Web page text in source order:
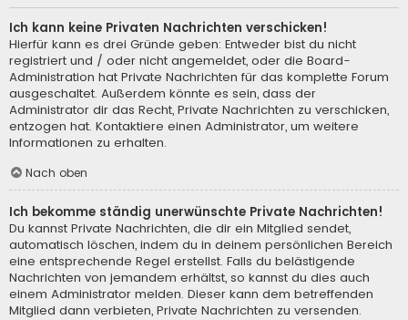
Ich kann keine Privaten Nachrichten verschicken!
Hierfür kann es drei Gründe geben: Entweder bist du nicht
registriert und / oder nicht angemeldet, oder die Board-
Administration hat Private Nachrichten für das komplette Forum
ausgeschaltet. Außerdem könnte es sein, dass der
Administrator dir das Recht, Private Nachrichten zu verschicken,
entzogen hat. Kontaktiere einen Administrator, um weitere
Informationen zu erhalten.
Nach oben
Ich bekomme ständig unerwünschte Private Nachrichten!
Du kannst Private Nachrichten, die dir ein Mitglied sendet,
automatisch löschen, indem du in deinem persönlichen Bereich
eine entsprechende Regel erstellst. Falls du belästigende
Nachrichten von jemandem erhältst, so kannst du dies auch
einem Administrator melden. Dieser kann dem betreffenden
Mitglied dann verbieten, Private Nachrichten zu versenden.